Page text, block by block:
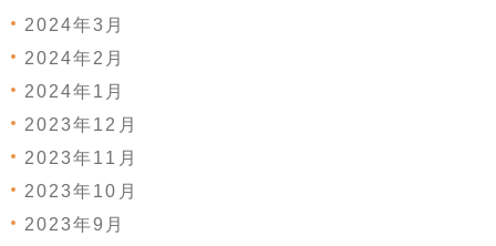
2024年3月
2024年2月
2024年1月
2023年12月
2023年11月
2023年10月
2023年9月